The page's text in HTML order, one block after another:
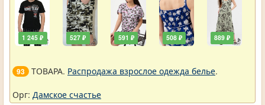
1 245 ₽ 527 ₽ 591 ₽ 508 ₽ 889 ₽
93 ТОВАРА. Распродажа взрослое одежда белье.
Орг: Дамское счастье